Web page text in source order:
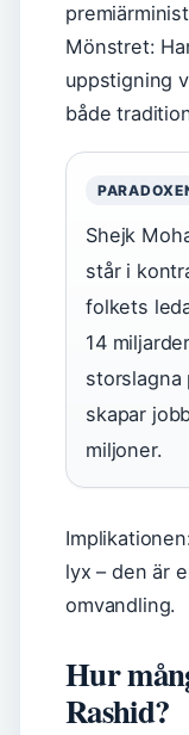
Mönstret:
uppstigning
både
Shejk
står i
folkets
14
storslagna
skapar
miljoner.
lyx – den är
omvandling.
Hur
Rashid?